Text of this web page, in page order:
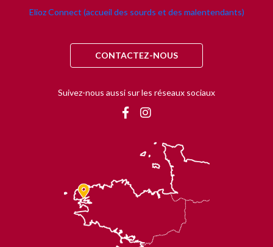
Elioz Connect (accueil des sourds et des malentendants)
CONTACTEZ-NOUS
Suivez-nous aussi sur les réseaux sociaux